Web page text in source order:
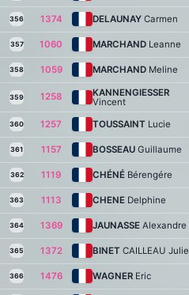
356 1374 DELAUNAY Carmen
357 1060 MARCHAND Leanne
358 1059 MARCHAND Meline
359 1258
KANNENGIESSER
Vincent
360 1257 TOUSSAINT Lucie
361 1157 BOSSEAU Guillaume
362 1119 CHÉNÉ Bérengére
363 1113 CHENE Delphine
364 1369 JAUNASSE Alexandre
365 1372 BINET CAILLEAU Julie
366 1476 WAGNER Eric